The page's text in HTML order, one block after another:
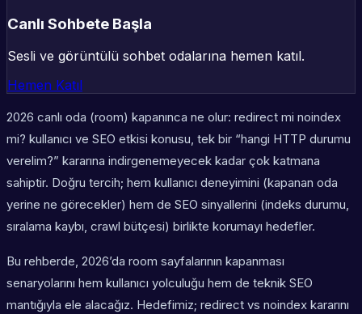
Canlı Sohbete Başla
Sesli ve görüntülü sohbet odalarına hemen katıl.
Hemen Katıl
2026 canlı oda (room) kapanınca ne olur: redirect mi noindex
mi? kullanıcı ve SEO etkisi konusu, tek bir “hangi HTTP durumu
verelim?” kararına indirgenemeyecek kadar çok katmana
sahiptir. Doğru tercih; hem kullanıcı deneyimini (kapanan oda
yerine ne görecekler) hem de SEO sinyallerini (indeks durumu,
sıralama kaybı, crawl bütçesi) birlikte korumayı hedefler.
Bu rehberde, 2026’da room sayfalarının kapanması
senaryolarını hem kullanıcı yolculuğu hem de teknik SEO
mantığıyla ele alacağız. Hedefimiz; redirect vs noindex kararını